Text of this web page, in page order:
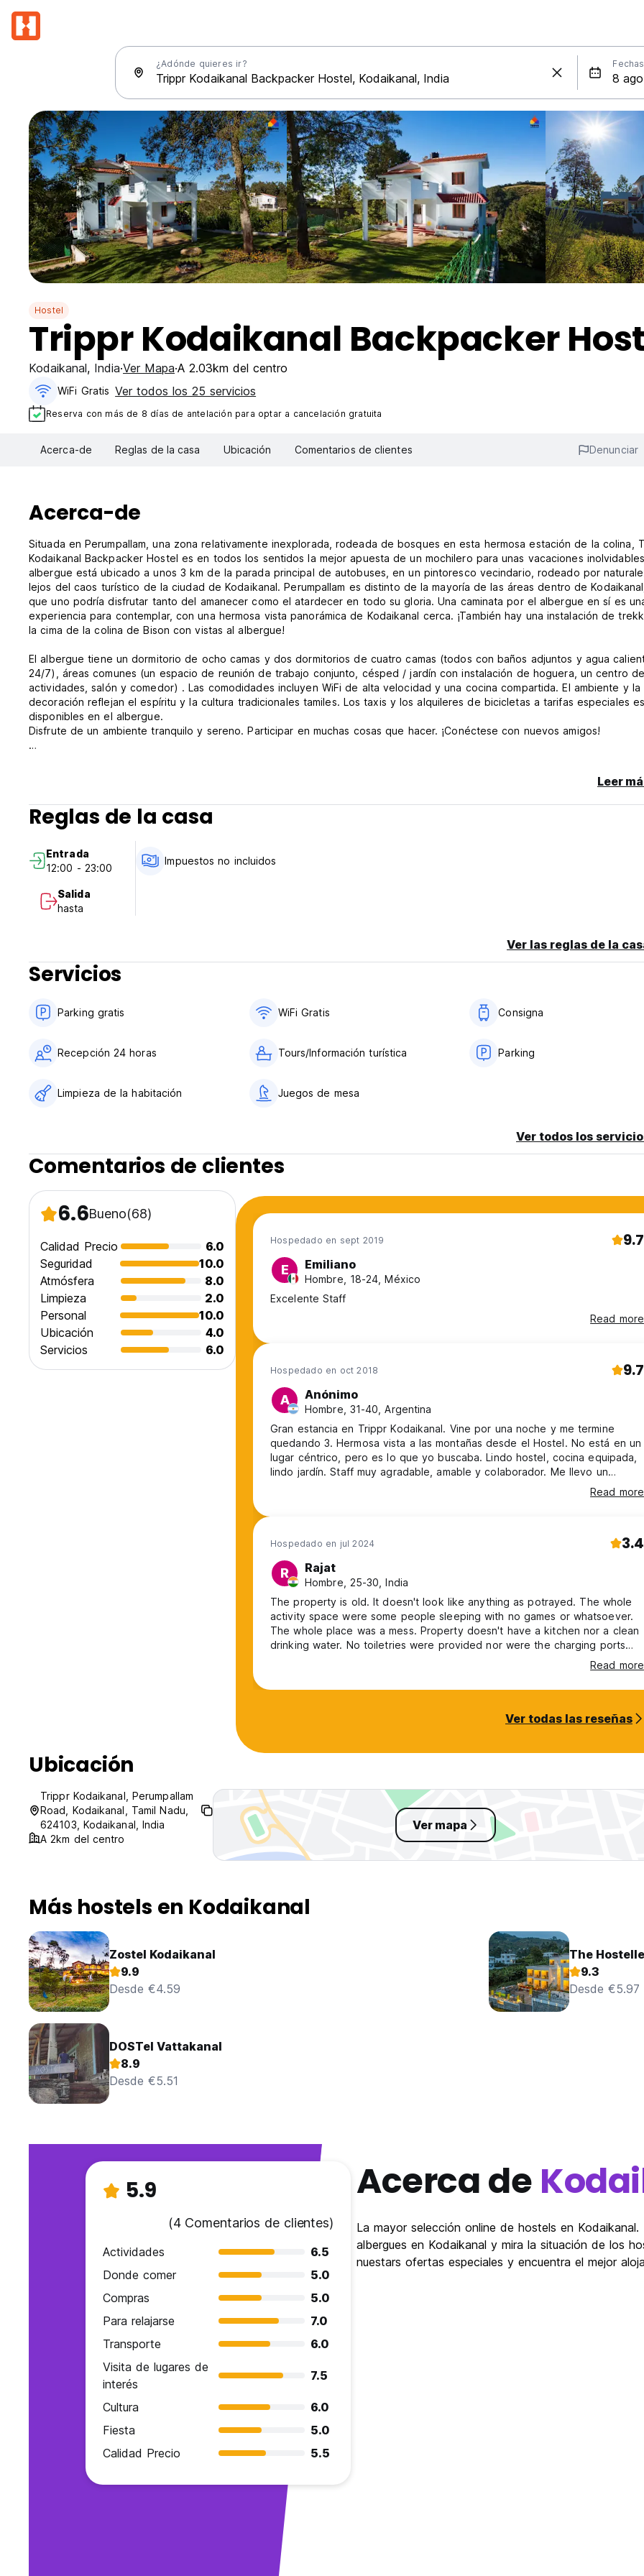
¿Adónde quieres ir? Fechas
Hostel
Trippr Kodaikanal Backpacker
Kodaikanal, India Ver Mapa A 2.03km del centro
WiFi Gratis Ver todos los 25 servicios
Reserva con más de 8 días de antelación para optar a cancelación gratuita
Acerca-de Reglas de la casa Ubicación Comentarios de clientes Denunciar
Acerca-de
Situada en Perumpallam, una zona relativamente inexplorada, rodeada de bosques en esta hermosa estación de la colina,
Kodaikanal Backpacker Hostel es en todos los sentidos la mejor apuesta de un mochilero para unas vacaciones
albergue está ubicado a unos 3 km de la parada principal de autobuses, en un pintoresco vecindario, rodeado por
lejos del caos turístico de la ciudad de Kodaikanal. Perumpallam es distinto de la mayoría de las áreas dentro de
que uno podría disfrutar tanto del amanecer como el atardecer en todo su gloria. Una caminata por el albergue en sí es
experiencia para contemplar, con una hermosa vista panorámica de Kodaikanal cerca. ¡También hay una instalación de
la cima de la colina de Bison con vistas al albergue!
El albergue tiene un dormitorio de ocho camas y dos dormitorios de cuatro camas (todos con baños adjuntos y agua
24/7), áreas comunes (un espacio de reunión de trabajo conjunto, césped / jardín con instalación de hoguera, un centro de
actividades, salón y comedor) . Las comodidades incluyen WiFi de alta velocidad y una cocina compartida. El ambiente y la
decoración reflejan el espíritu y la cultura tradicionales tamiles. Los taxis y los alquileres de bicicletas a tarifas especiales
disponibles en el albergue.
Disfrute de un ambiente tranquilo y sereno. Participar en muchas cosas que hacer. ¡Conéctese con nuevos amigos!
2. Visite de 12:00 a 23:00.
3. Echa un vistazo antes de las 10:00 a.m.
4. Requerido para realizar un pago del 100% en el momento de la reserva en sí. Consulte el correo electrónico una vez
5. Horario de trabajo de recepción: 24 horas.
6. Restricción de edad (más de 18 años).
7. La despensa y otros cargos están en el lugar basados ​​en el uso. (incluye calentadores de habitación y fogata)
8. Desayuno no incluido.
9. En el caso de un grupo de 4 o más, se le asignaría diferentes salas de dormitorios.
10. Los residentes locales/invitados que llevan una identificación local no podrían registrarse.
11. Los casilleros para sus objetos de valor están disponibles en cada dormitorio, sin embargo, el albergue no será
12. Los invitados no residentes no están permitidos dentro de la propiedad.
hora de llegada. (Auto-translated from original language)
Leer
Reglas de la casa
Entrada
12:00 - 23:00
Salida
hasta
Impuestos no incluidos
Ver las reglas de la
Servicios
Parking gratis WiFi Gratis Consigna
Recepción 24 horas Tours/Información turística Parking
Limpieza de la habitación Juegos de mesa
Ver todos los
Comentarios de clientes
6.6Bueno(68)
Calidad Precio
6.0
Seguridad
10.0
Atmósfera
8.0
Limpieza
2.0
Personal
10.0
Ubicación
4.0
Servicios
6.0
Hospedado en sept 2019 9.7
E Emiliano
Hombre, 18-24, México
Excelente Staff
Read more
Hospedado en oct 2018 9.7
A Anónimo
Hombre, 31-40, Argentina
Gran estancia en Trippr Kodaikanal. Vine por una noche y me termine
quedando 3. Hermosa vista a las montañas desde el Hostel. No está en un
lugar céntrico, pero es lo que yo buscaba. Lindo hostel, cocina equipada,
lindo jardín. Staff muy agradable, amable y colaborador. Me llevo un
Read more
Hospedado en jul 2024 3.4
R Rajat
Hombre, 25-30, India
The property is old. It doesn't look like anything as potrayed. The whole
activity space were some people sleeping with no games or whatsoever.
The whole place was a mess. Property doesn't have a kitchen nor a clean
drinking water. No toiletries were provided nor were the charging ports
working. Property is very small i.e. a building with 3 floors and a small lawn.
No good views nearby. Won't recommend for any female solo travellers.
Read more
Ver todas las reseñas
Ubicación
Trippr Kodaikanal, Perumpallam
Road, Kodaikanal, Tamil Nadu,
624103, Kodaikanal, India
A 2km del centro
Ver mapa
Más hostels en Kodaikanal
Zostel Kodaikanal
9.9
Desde €4.59
The
9.3
Desde €5.97
DOSTel Vattakanal
8.9
Desde €5.51
5.9
(4 Comentarios de clientes)
Actividades
6.5
Donde comer
5.0
Compras
5.0
Para relajarse
7.0
Transporte
6.0
Visita de lugares de
interés
7.5
Cultura
6.0
Fiesta
5.0
Calidad Precio
5.5
Acerca de
La mayor selección online de hostels en
albergues en Kodaikanal y mira la situación de los
nuestars ofertas especiales y encuentra el mejor